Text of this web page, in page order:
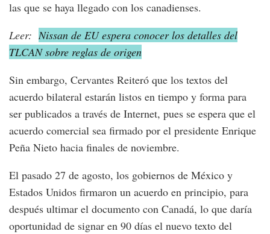
las que se haya llegado con los canadienses.
Leer: Nissan de EU espera conocer los detalles del
TLCAN sobre reglas de origen
Sin embargo, Cervantes Reiteró que los textos del
acuerdo bilateral estarán listos en tiempo y forma para
ser publicados a través de Internet, pues se espera que el
acuerdo comercial sea firmado por el presidente Enrique
Peña Nieto hacia finales de noviembre.
El pasado 27 de agosto, los gobiernos de México y
Estados Unidos firmaron un acuerdo en principio, para
después ultimar el documento con Canadá, lo que daría
oportunidad de signar en 90 días el nuevo texto del